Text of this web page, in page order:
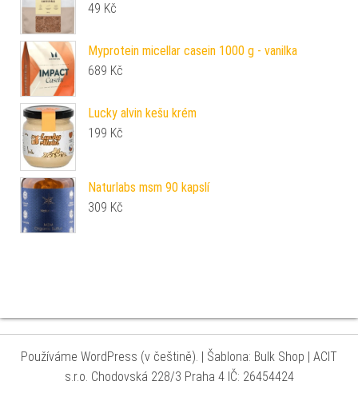
49 Kč
Myprotein micellar casein 1000 g - vanilka
689 Kč
Lucky alvin kešu krém
199 Kč
Naturlabs msm 90 kapslí
309 Kč
Používáme WordPress (v češtině). Šablona: Bulk Shop
| ACIT
s.r.o. Chodovská 228/3 Praha 4 IČ: 26454424